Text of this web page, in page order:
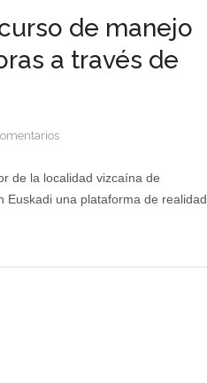
de manejo
a través de
de la localidad vizcaína de
Euskadi una plataforma de realidad